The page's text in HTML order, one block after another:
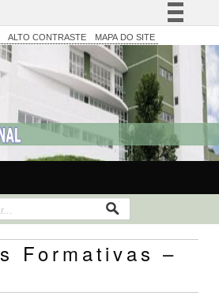
Simplifique!
Comunica BR
Participe
Acesso à informação
Legislação
Canais
ALTO CONTRASTE MAPA DO SITE
Formativas –